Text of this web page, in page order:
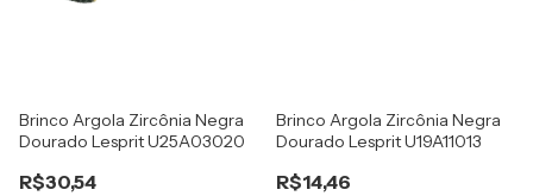
Brinco Argola Zircônia Negra
Dourado Lesprit U25A03020
R$30,54
Brinco Argola Zircônia Negra
Dourado Lesprit U19A11013
R$14,46